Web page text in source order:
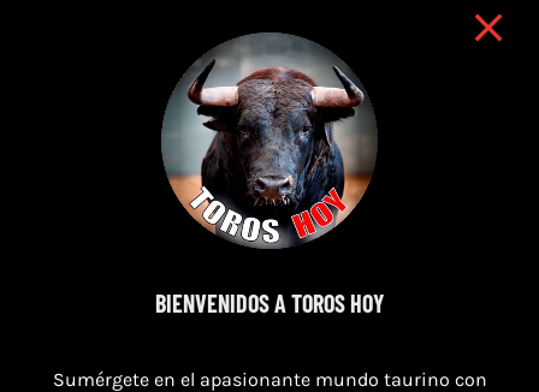
BIENVENIDOS A TOROS HOY
Sumérgete en el apasionante mundo taurino con